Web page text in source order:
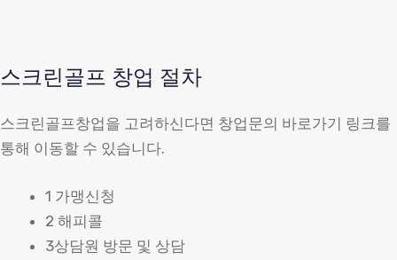
스크린골프 창업 절차
스크린골프창업을 고려하신다면 창업문의 바로가기 링크를
통해 이동할 수 있습니다.
1 가맹신청
2 해피콜
3상담원 방문 및 상담